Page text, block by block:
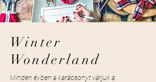
Winter
Wonderland
Minden évben a karácsonyt várjuk a